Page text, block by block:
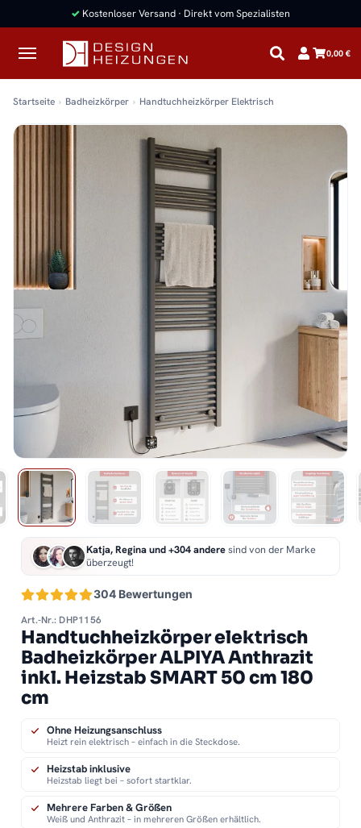
✓ Kostenloser Versand · Direkt vom Spezialisten
0,00 €
Startseite Badheizkörper Handtuchheizkörper Elektrisch
304 Bewertungen
Katja, Regina und +304 anderesind von der Marke
überzeugt!
Art.-Nr.: DHP1156
Handtuchheizkörper elektrisch
Badheizkörper ALPIYA Anthrazit
inkl. Heizstab SMART 50 cm 180
cm
Ohne Heizungsanschluss
Heizt rein elektrisch – einfach in die Steckdose.
Heizstab inklusive
Heizstab liegt bei – sofort startklar.
Mehrere Farben & Größen
Weiß und Anthrazit – in mehreren Größen erhältlich.